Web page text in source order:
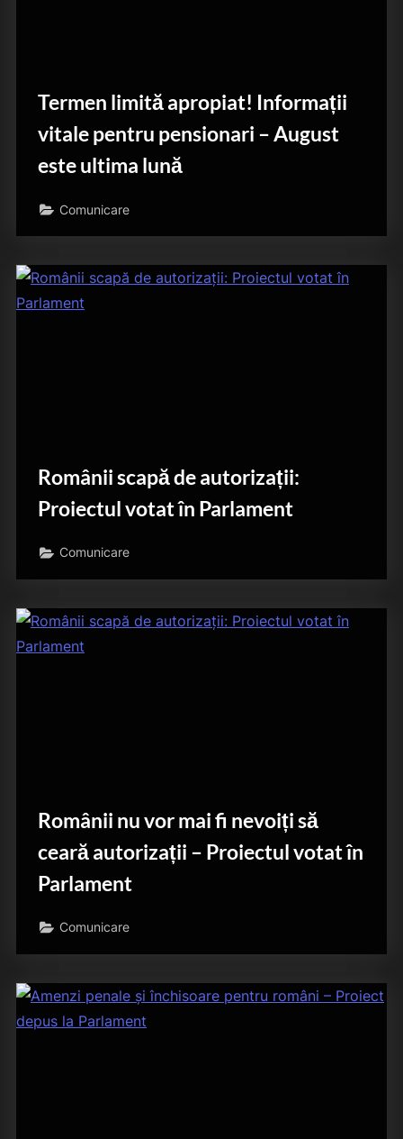
Termen limită apropiat! Informații
vitale pentru pensionari – August
este ultima lună
Comunicare
Românii scapă de autorizații:
Proiectul votat în Parlament
Comunicare
Românii nu vor mai fi nevoiți să
ceară autorizații – Proiectul votat în
Parlament
Comunicare